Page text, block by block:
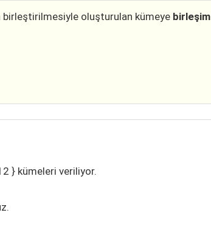
birleştirilmesiyle oluşturulan kümeye birleşim
} kümeleri veriliyor.